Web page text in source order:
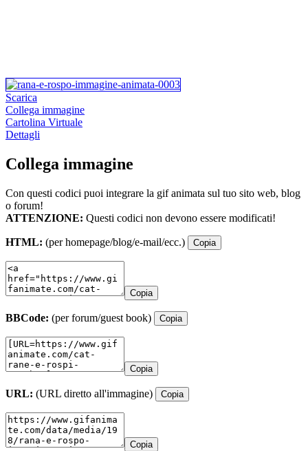
Scarica
Collega immagine
Cartolina Virtuale
Dettagli
Collega immagine
Con questi codici puoi integrare la gif animata sul tuo sito web, blog
o forum!
ATTENZIONE: Questi codici non devono essere modificati!
HTML: (per homepage/blog/e-mail/ecc.) Copia
Copia
BBCode: (per forum/guest book) Copia
Copia
URL: (URL diretto all'immagine) Copia
Copia